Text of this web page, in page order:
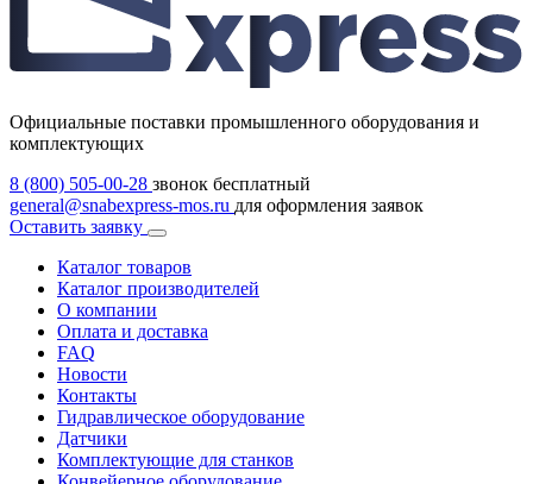
Официальные поставки промышленного оборудования и
комплектующих
8 (800) 505-00-28 звонок бесплатный
general@snabexpress-mos.ru для оформления заявок
Оставить заявку
Каталог товаров
Каталог производителей
О компании
Оплата и доставка
FAQ
Новости
Контакты
Гидравлическое оборудование
Датчики
Комплектующие для станков